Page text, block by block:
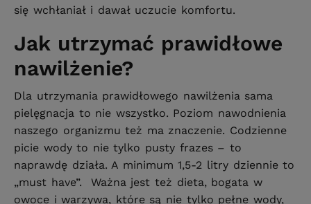
się wchłaniał i dawał uczucie komfortu.
Jak utrzymać prawidłowe
nawilżenie?
Dla utrzymania prawidłowego nawilżenia sama
pielęgnacja to nie wszystko. Poziom nawodnienia
naszego organizmu też ma znaczenie. Codzienne
picie wody to nie tylko pusty frazes – to
naprawdę działa. A minimum 1,5-2 litry dziennie to
„must have”. Ważna jest też dieta, bogata w
owoce i warzywa, które są nie tylko pełne wody,